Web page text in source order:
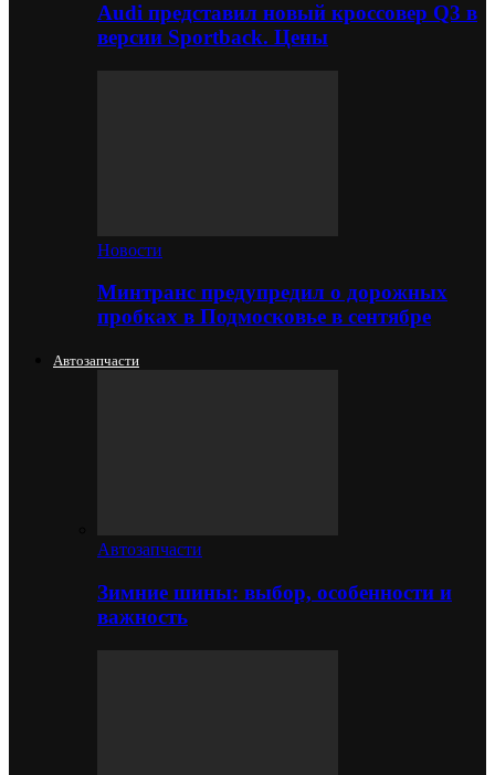
Audi представил новый кроссовер Q3 в
версии Sportback. Цены
Новости
Минтранс предупредил о дорожных
пробках в Подмосковье в сентябре
Автозапчасти
Автозапчасти
Зимние шины: выбор, особенности и
важность